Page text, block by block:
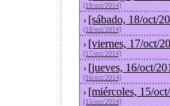
[19/oct/2014]
› [sábado, 18/oct/
[18/oct/2014]
› [viernes, 17/oct/
[17/oct/2014]
› [jueves, 16/oct/
[16/oct/2014]
› [miércoles, 15/
[15/oct/2014]